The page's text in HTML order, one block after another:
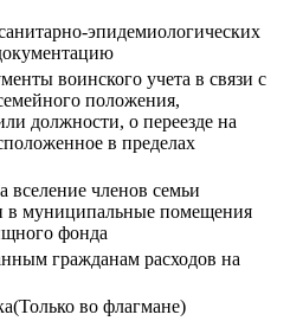
эпидемиологических
воинского учета в связи с
положения,
должности, о переезде на
в пределах
вселение членов семьи
в муниципальные помещения
фонда
гражданам расходов на
во флагмане)